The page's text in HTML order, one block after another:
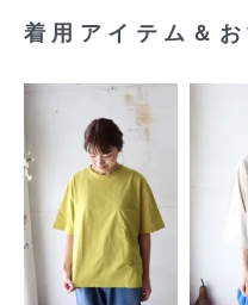
着用アイテム＆